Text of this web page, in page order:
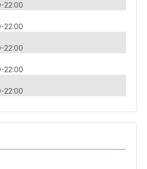
22:00
22:00
22:00
22:00
22:00